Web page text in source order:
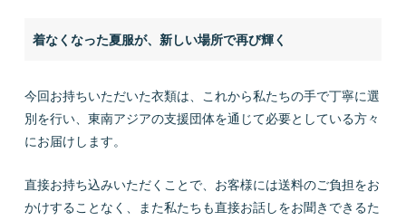
着なくなった夏服が、新しい場所で再び輝く
今回お持ちいただいた衣類は、これから私たちの手で丁寧に選
別を行い、東南アジアの支援団体を通じて必要としている方々
にお届けします。
直接お持ち込みいただくことで、お客様には送料のご負担をお
かけすることなく、また私たちも直接お話しをお聞きできるた